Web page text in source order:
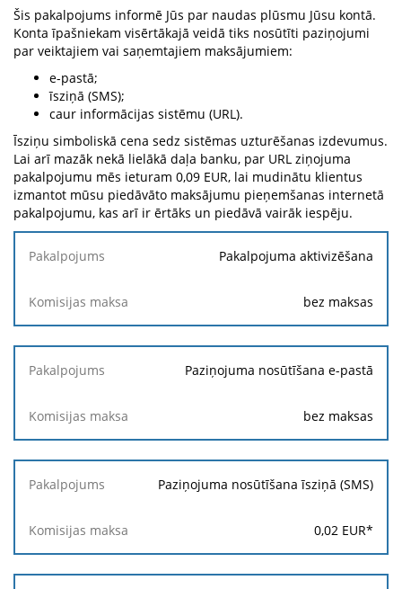
Šis pakalpojums informē Jūs par naudas plūsmu Jūsu kontā.
Konta īpašniekam visērtākajā veidā tiks nosūtīti paziņojumi
par veiktajiem vai saņemtajiem maksājumiem:
e-pastā;
īsziņā (SMS);
caur informācijas sistēmu (URL).
Īsziņu simboliskā cena sedz sistēmas uzturēšanas izdevumus.
Lai arī mazāk nekā lielākā daļa banku, par URL ziņojuma
pakalpojumu mēs ieturam 0,09 EUR, lai mudinātu klientus
izmantot mūsu piedāvāto maksājumu pieņemšanas internetā
pakalpojumu, kas arī ir ērtāks un piedāvā vairāk iespēju.
Pakalpojums
Komisijas
Pakalpojuma aktivizēšana
bez maksas
Paziņojuma nosūtīšana e-pastā
bez maksas
Paziņojuma nosūtīšana īsziņā (SMS)
0,02 EUR*